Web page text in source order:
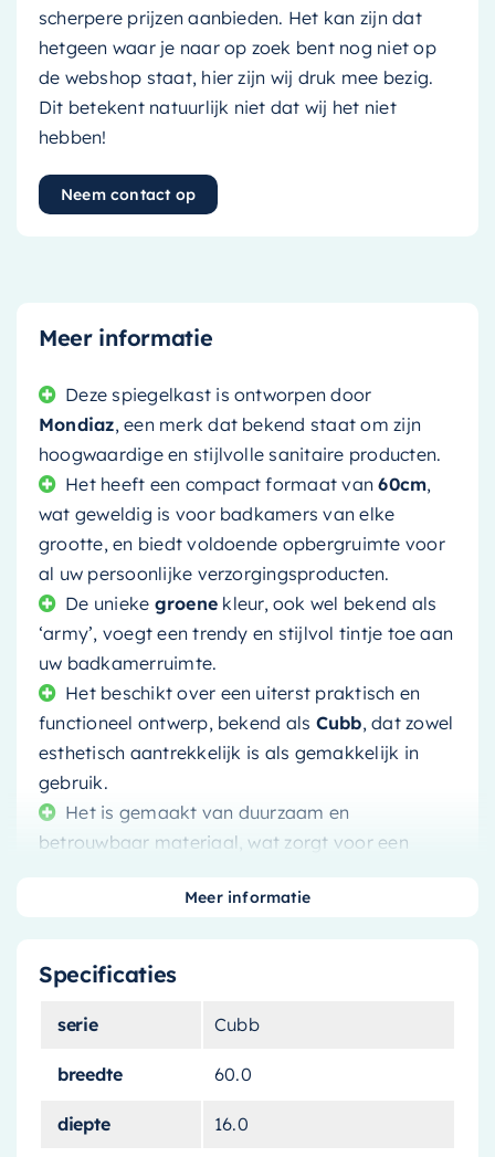
scherpere prijzen aanbieden. Het kan zijn dat
hetgeen waar je naar op zoek bent nog niet op
de webshop staat, hier zijn wij druk mee bezig.
Dit betekent natuurlijk niet dat wij het niet
hebben!
Neem contact op
Meer informatie
Deze spiegelkast is ontworpen door
Mondiaz, een merk dat bekend staat om zijn
hoogwaardige en stijlvolle sanitaire producten.
Het heeft een compact formaat van60cm,
wat geweldig is voor badkamers van elke
grootte, en biedt voldoende opbergruimte voor
al uw persoonlijke verzorgingsproducten.
De unieke groene kleur, ook wel bekend als
‘army’, voegt een trendy en stijlvol tintje toe aan
uw badkamerruimte.
Het beschikt over een uiterst praktisch en
functioneel ontwerp, bekend als Cubb, dat zowel
esthetisch aantrekkelijk is als gemakkelijk in
gebruik.
Het is gemaakt van duurzaam en
betrouwbaar materiaal, wat zorgt voor een
betrouwbaarheid.
wat betekent dat u het zonder problemen zelf
kunt installeren, waardoor u op de lange termijn
kosten bespaart.
Specificaties
serie Cubb
breedte 60.0
diepte 16.0
Meer informatie